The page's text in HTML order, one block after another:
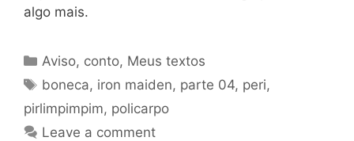
algo mais.
Categories
Aviso, conto, Meus textos
Tags
boneca, iron maiden, parte 04, peri,
pirlimpimpim, policarpo
Leave a comment